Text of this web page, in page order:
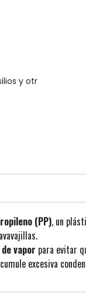
y otr
(PP), un
vapor para evitar
excesiva